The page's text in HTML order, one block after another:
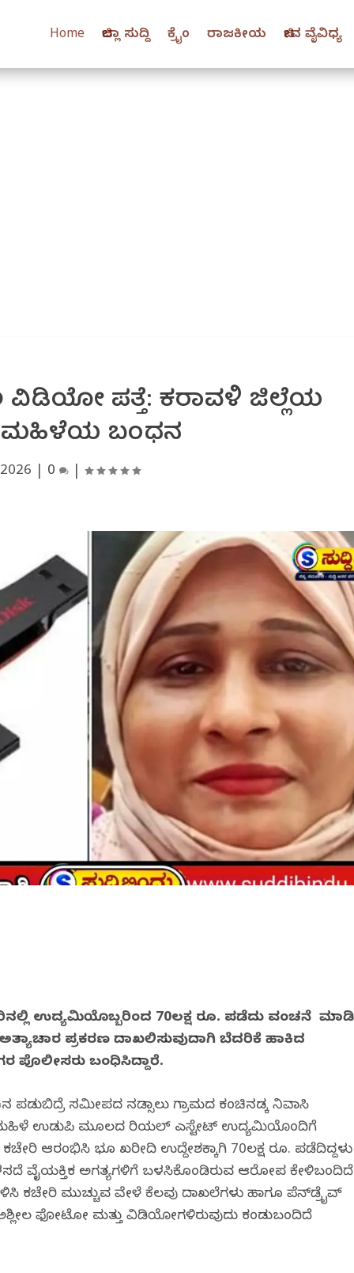
Home ಜಿಲ್ಲಾ ಸುದ್ದಿ ಕ್ರೈಂ ರಾಜಕೀಯ ಜೀವ ವೈವಿಧ್ಯ
ವಿಡಿಯೋ ಪತ್ತೆ: ಕರಾವಳಿ ಜಿಲ್ಲೆಯ
ಮಹಿಳೆಯ ಬಂಧನ
0 |
ಉದ್ಯಮಿಯೊಬ್ಬರಿಂದ 70ಲಕ್ಷ ರೂ. ಪಡೆದು ವಂಚನೆ ಮಾಡಿ
ಪ್ರಕರಣ ದಾಖಲಿಸುವುದಾಗಿ ಬೆದರಿಕೆ ಹಾಕಿದ
ಬಂಧಿಸಿದ್ದಾರೆ.
ಸಮೀಪದ ನಡ್ಸಾಲು ಗ್ರಾಮದ ಕಂಚಿನಡ್ಕ ನಿವಾಸಿ
ಮಹಿಳೆ ಉಡುಪಿ ಮೂಲದ ರಿಯಲ್ ಎಸ್ಟೇಟ್ ಉದ್ಯಮಿಯೊಂದಿಗೆ
ಆರಂಭಿಸಿ ಭೂ ಖರೀದಿ ಉದ್ದೇಶಕ್ಕಾಗಿ 70ಲಕ್ಷ ರೂ. ಪಡೆದಿದ್ದಳು
ವೈಯಕ್ತಿಕ ಅಗತ್ಯಗಳಿಗೆ ಬಳಸಿಕೊಂಡಿರುವ ಆರೋಪ
ಕಚೇರಿ ಮುಚ್ಚುವ ವೇಳೆ ಕೆಲವು ದಾಖಲೆಗಳು ಹಾಗೂ ಪೆನ್‌ಡ್ರೈವ್
ಫೋಟೋ ಮತ್ತು ವಿಡಿಯೋಗಳಿರುವುದು ಕಂಡುಬಂದಿದೆ